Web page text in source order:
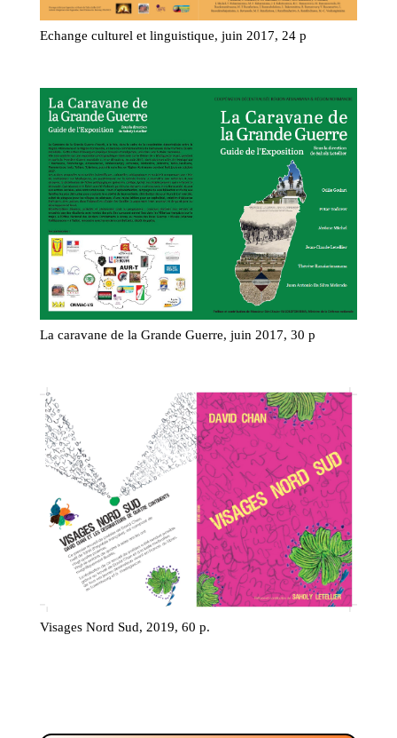
Echange culturel et linguistique, juin 2017, 24 p
La caravane de la Grande Guerre, juin 2017, 30 p
Visages Nord Sud, 2019, 60 p.